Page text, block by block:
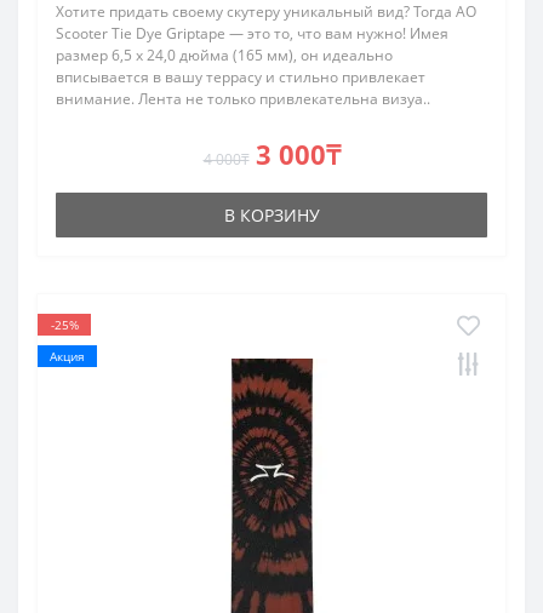
Хотите придать своему скутеру уникальный вид? Тогда AO
Scooter Tie Dye Griptape — это то, что вам нужно! Имея
размер 6,5 x 24,0 дюйма (165 мм), он идеально
вписывается в вашу террасу и стильно привлекает
внимание. Лента не только привлекательна визуа..
4 000₸ 3 000₸
В КОРЗИНУ
-25%
Акция